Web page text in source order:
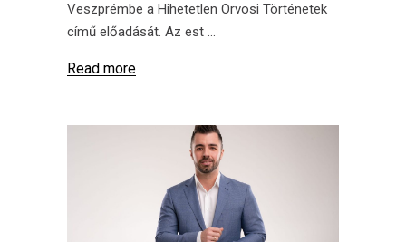
Veszprémbe a Hihetetlen Orvosi Történetek
című előadását. Az est
Read more